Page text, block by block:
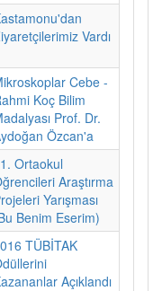
Vardı
Cebe -
Koç Bilim
Prof. Dr.
Özcan'a
Ortaokul
Araştırma
Yarışması
Benim Eserim)
TÜBİTAK
Açıklandı